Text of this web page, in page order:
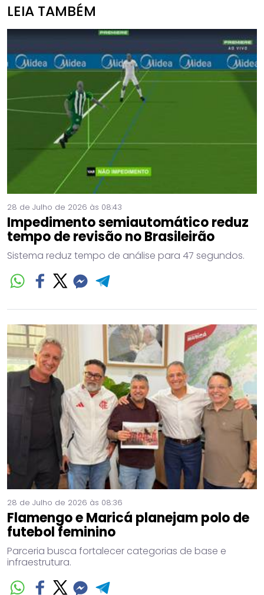
LEIA TAMBÉM
28 de Julho de 2026 às 08:43
Impedimento semiautomático reduz
tempo de revisão no Brasileirão
Sistema reduz tempo de análise para 47 segundos.
28 de Julho de 2026 às 08:36
Flamengo e Maricá planejam polo de
futebol feminino
Parceria busca fortalecer categorias de base e
infraestrutura.